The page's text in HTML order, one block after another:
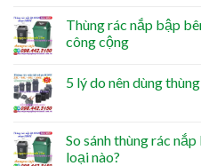
Thùng rác nắp bập
công cộng
5 lý do nên dùng
So sánh thùng rác
loại nào?